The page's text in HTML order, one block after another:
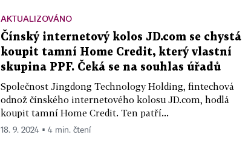
AKTUALIZOVÁNO
Čínský internetový kolos JD.com se chystá
koupit tamní Home Credit, který vlastní
skupina PPF. Čeká se na souhlas úřadů
Společnost Jingdong Technology Holding, fintechová
odnož čínského internetového kolosu JD.com, hodlá
koupit tamní Home Credit. Ten patří...
18. 9. 2024 ▪ 4 min. čtení